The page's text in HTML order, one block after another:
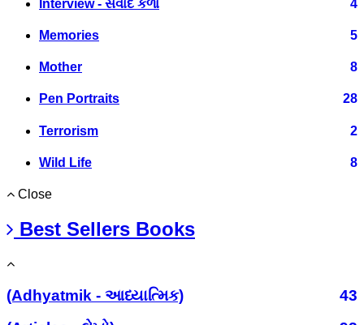
Interview - સંવાદ કળા 4
Memories 5
Mother 8
Pen Portraits 28
Terrorism 2
Wild Life 8
Close
Best Sellers Books
(Adhyatmik - આધ્યાત્મિક)
43